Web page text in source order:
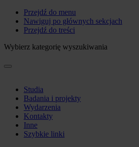
Przejdź do menu
Nawiguj po głównych sekcjach
Przejdź do treści
Wybierz kategorię wyszukiwania
Studia
Badania i projekty
Wydarzenia
Kontakty
Inne
Szybkie linki